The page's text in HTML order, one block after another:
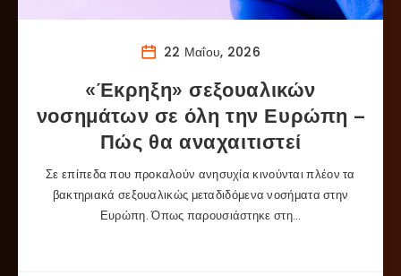
22 Μαΐου, 2026
«Έκρηξη» σεξουαλικών
νοσημάτων σε όλη την Ευρώπη –
Πώς θα αναχαιτιστεί
Σε επίπεδα που προκαλούν ανησυχία κινούνται πλέον τα
βακτηριακά σεξουαλικώς μεταδιδόμενα νοσήματα στην
Ευρώπη. Όπως παρουσιάστηκε στη…